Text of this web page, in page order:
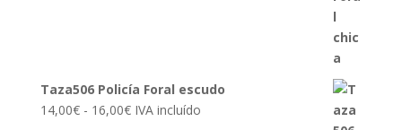
Taza506 Policía Foral escudo
14,00€ - 16,00€Rango
IVA incluído